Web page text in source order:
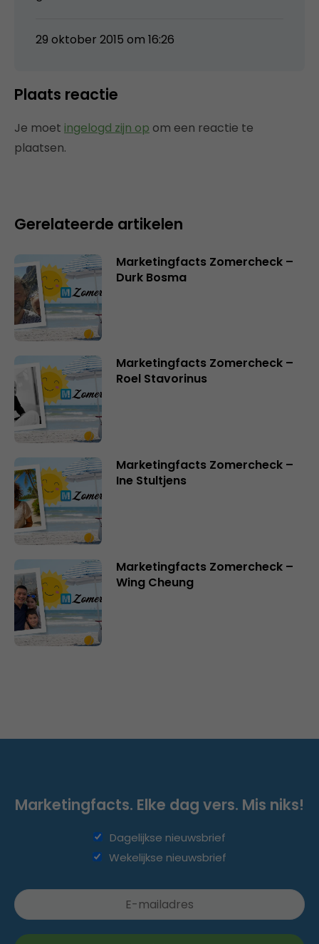
29 oktober 2015 om 16:26
Plaats reactie
Je moet ingelogd zijn op om een reactie te
plaatsen.
Gerelateerde artikelen
Marketingfacts Zomercheck –
Durk Bosma
Marketingfacts Zomercheck –
Roel Stavorinus
Marketingfacts Zomercheck –
Ine Stultjens
Marketingfacts Zomercheck –
Wing Cheung
Marketingfacts. Elke dag vers. Mis niks!
Dagelijkse nieuwsbrief
Wekelijkse nieuwsbrief